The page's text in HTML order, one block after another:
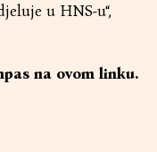
u HNS-u“,
na ovom linku.